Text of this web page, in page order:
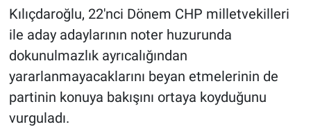
Kılıçdaroğlu, 22'nci Dönem CHP milletvekilleri
ile aday adaylarının noter huzurunda
dokunulmazlık ayrıcalığından
yararlanmayacaklarını beyan etmelerinin de
partinin konuya bakışını ortaya koyduğunu
vurguladı.